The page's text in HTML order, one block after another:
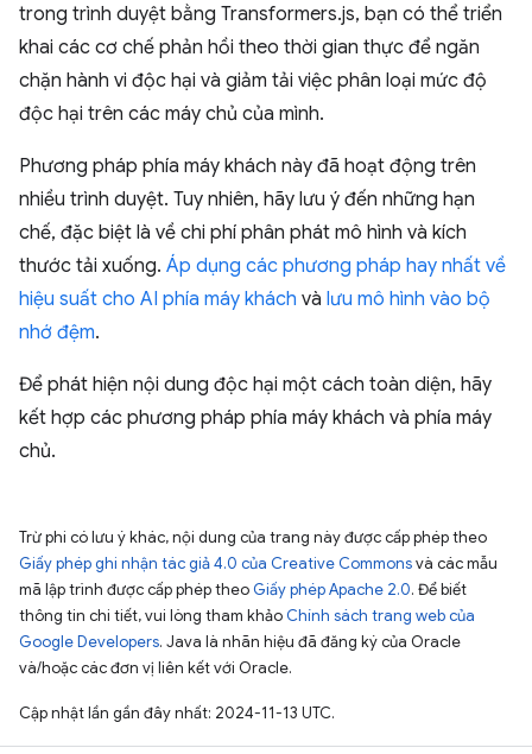
trong trình duyệt bằng Transformers.js, bạn có thể triển
khai các cơ chế phản hồi theo thời gian thực để ngăn
chặn hành vi độc hại và giảm tải việc phân loại mức độ
độc hại trên các máy chủ của mình.
Phương pháp phía máy khách này đã hoạt động trên
nhiều trình duyệt. Tuy nhiên, hãy lưu ý đến những hạn
chế, đặc biệt là về chi phí phân phát mô hình và kích
thước tải xuống. Áp dụng các phương pháp hay nhất về
hiệu suất cho AI phía máy khách và lưu mô hình vào bộ
nhớ đệm.
Để phát hiện nội dung độc hại một cách toàn diện, hãy
kết hợp các phương pháp phía máy khách và phía máy
chủ.
Trừ phi có lưu ý khác, nội dung của trang này được cấp phép theo
Giấy phép ghi nhận tác giả 4.0 của Creative Commonsvà các mẫu
mã lập trình được cấp phép theo Giấy phép Apache 2.0. Để biết
thông tin chi tiết, vui lòng tham khảo Chính sách trang web của
Google Developers. Java là nhãn hiệu đã đăng ký của Oracle
và/hoặc các đơn vị liên kết với Oracle.
Cập nhật lần gần đây nhất: 2024-11-13 UTC.